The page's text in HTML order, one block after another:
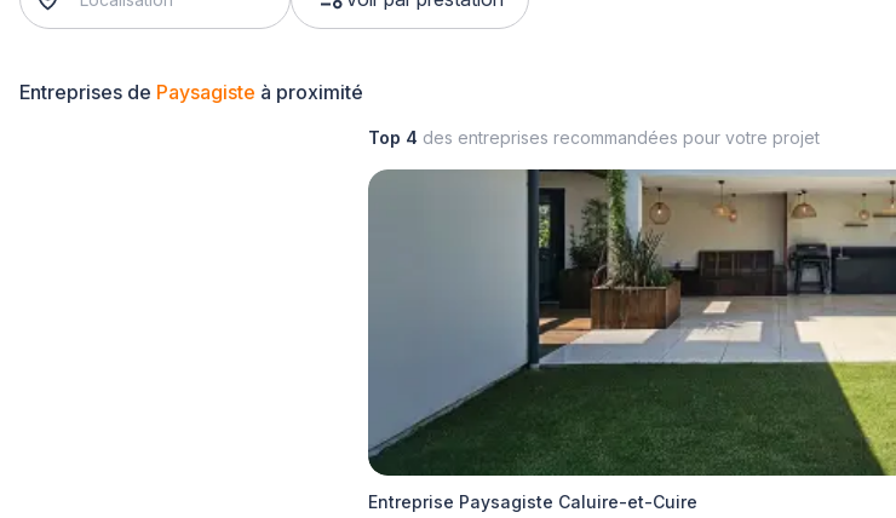
Entreprises de Paysagiste à proximité
Top 4 des entreprises recommandées pour votre projet
Entreprise Paysagiste Caluire-et-Cuire